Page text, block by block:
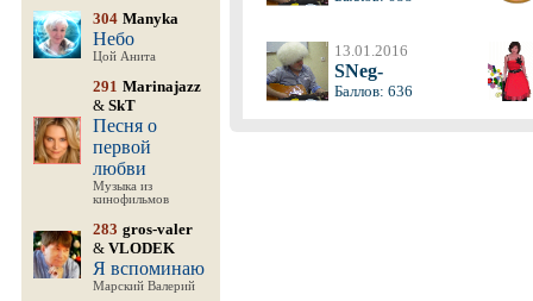
304 Manyka
Небо
Цой Анита
291 Marinajazz
& SkT
Песня о
первой
любви
Музыка из
кинофильмов
283 gros-valer
& VLODEK
Я вспоминаю
Марский Валерий
13.01.2016
SNeg-
Баллов: 636